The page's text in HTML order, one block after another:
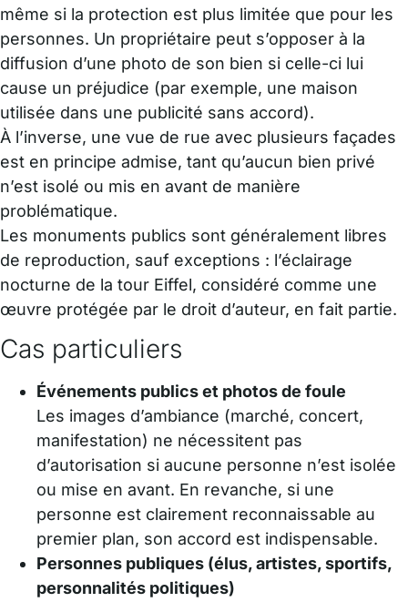
même si la protection est plus limitée que pour les
personnes. Un propriétaire peut s’opposer à la
diffusion d’une photo de son bien si celle-ci lui
cause un préjudice (par exemple, une maison
utilisée dans une publicité sans accord).
À l’inverse, une vue de rue avec plusieurs façades
est en principe admise, tant qu’aucun bien privé
n’est isolé ou mis en avant de manière
problématique.
Les monuments publics sont généralement libres
de reproduction, sauf exceptions : l’éclairage
nocturne de la tour Eiffel, considéré comme une
œuvre protégée par le droit d’auteur, en fait partie.
Cas particuliers
Événements publics et photos de foule
Les images d’ambiance (marché, concert,
manifestation) ne nécessitent pas
d’autorisation si aucune personne n’est isolée
ou mise en avant. En revanche, si une
personne est clairement reconnaissable au
premier plan, son accord est indispensable.
Personnes publiques (élus, artistes, sportifs,
personnalités politiques)